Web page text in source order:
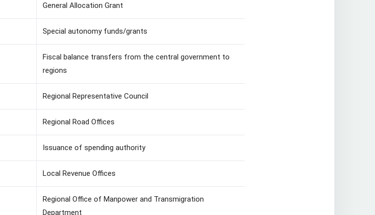
General Allocation Grant
Special autonomy funds/grants
Fiscal balance transfers from the central government to
regions
Regional Representative Council
Regional Road Offices
Issuance of spending authority
Local Revenue Offices
Regional Office of Manpower and Transmigration
Department